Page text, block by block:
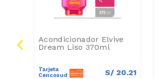
Acondicionador Elvive
Dream Liso 370ml
Tarjeta
Cencosud
S/ 20.21